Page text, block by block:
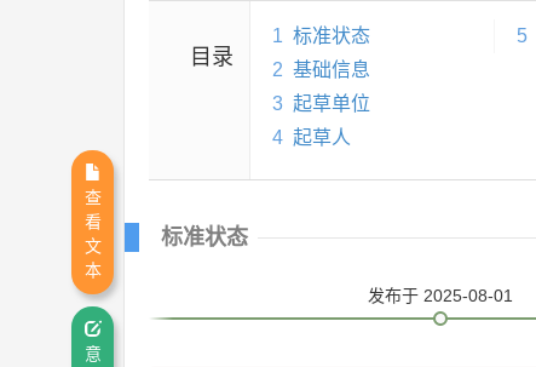
目录
1 标准状态
2 基础信息
3 起草单位
4 起草人
5
标准状态
发布于 2025-08-01
查
看
文
本
意